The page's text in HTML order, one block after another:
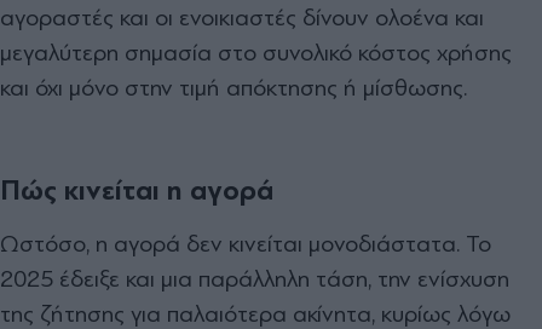
αγοραστές και οι ενοικιαστές δίνουν ολοένα και
μεγαλύτερη σημασία στο συνολικό κόστος χρήσης
και όχι μόνο στην τιμή απόκτησης ή μίσθωσης.
Πώς κινείται η αγορά
Ωστόσο, η αγορά δεν κινείται μονοδιάστατα. Το
2025 έδειξε και μια παράλληλη τάση, την ενίσχυση
της ζήτησης για παλαιότερα ακίνητα, κυρίως λόγω